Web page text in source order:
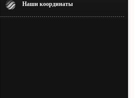
Наши координаты